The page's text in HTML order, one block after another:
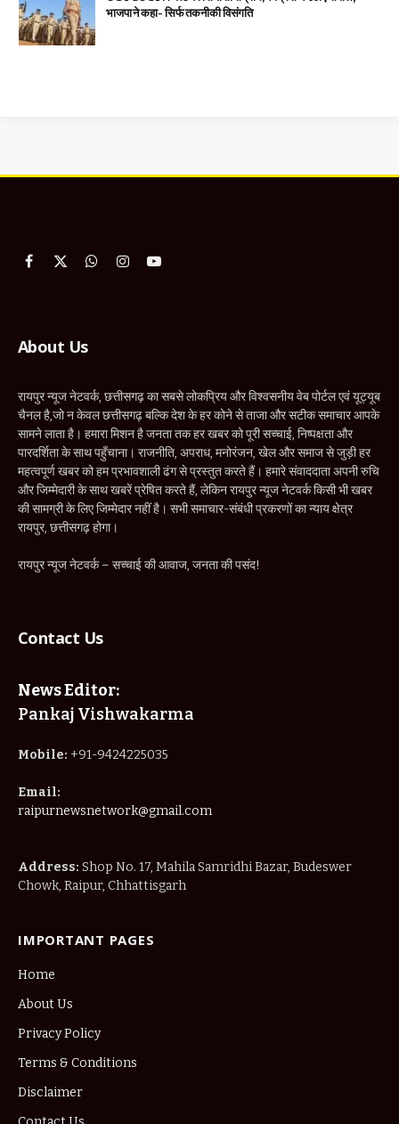
भाजपा ने कहा- सिर्फ तकनीकी विसंगति
Facebook
X
WhatsApp
InstagramYouTube
About Us
रायपुर न्यूज नेटवर्क, छत्तीसगढ़ का सबसे लोकप्रिय और विश्वसनीय वेब पोर्टल एवं यूट्यूब
चैनल है,जो न केवल छत्तीसगढ़ बल्कि देश के हर कोने से ताजा और सटीक समाचार आपके
सामने लाता है। हमारा मिशन है जनता तक हर खबर को पूरी सच्चाई, निष्पक्षता और
पारदर्शिता के साथ पहुँचाना। राजनीति, अपराध, मनोरंजन, खेल और समाज से जुड़ी हर
महत्वपूर्ण खबर को हम प्रभावशाली ढंग से प्रस्तुत करते हैं। हमारे संवाददाता अपनी रुचि
और जिम्मेदारी के साथ खबरें प्रेषित करते हैं, लेकिन रायपुर न्यूज नेटवर्क किसी भी खबर
की सामग्री के लिए जिम्मेदार नहीं है। सभी समाचार-संबंधी प्रकरणों का न्याय क्षेत्र
रायपुर, छत्तीसगढ़ होगा।
रायपुर न्यूज नेटवर्क – सच्चाई की आवाज, जनता की पसंद!
Contact Us
News Editor:
Pankaj Vishwakarma
Mobile: +91-9424225035
Email:
raipurnewsnetwork@gmail.com
Address: Shop No. 17, Mahila Samridhi Bazar, Budeswer
Chowk, Raipur, Chhattisgarh
IMPORTANT PAGES
Home
About Us
Privacy Policy
Terms & Conditions
Disclaimer